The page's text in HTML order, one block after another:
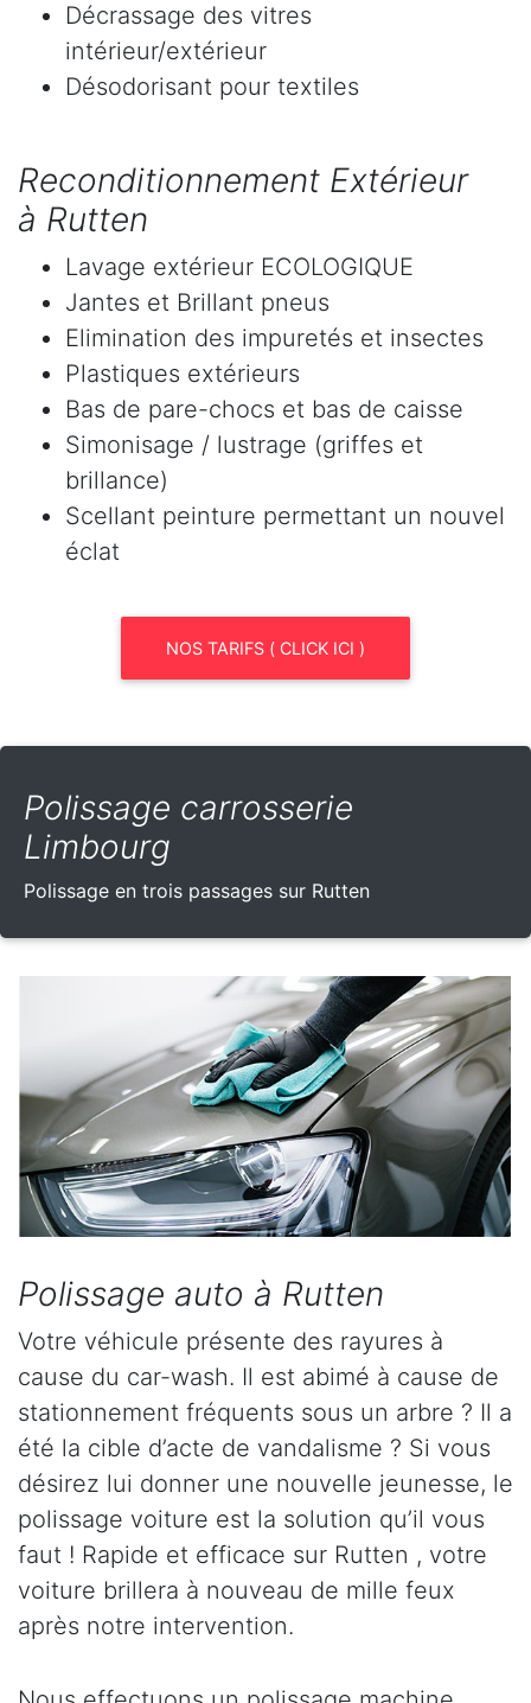
Décrassage des vitres
intérieur/extérieur
Désodorisant pour textiles
Reconditionnement Extérieur
à Rutten
Lavage extérieur ECOLOGIQUE
Jantes et Brillant pneus
Elimination des impuretés et insectes
Plastiques extérieurs
Bas de pare-chocs et bas de caisse
Simonisage / lustrage (griffes et
brillance)
Scellant peinture permettant un nouvel
éclat
NOS TARIFS ( CLICK ICI )
Polissage carrosserie
Limbourg
Polissage en trois passages sur Rutten
Polissage auto à Rutten
Votre véhicule présente des rayures à
cause du car-wash. Il est abimé à cause de
stationnement fréquents sous un arbre ? Il a
été la cible d’acte de vandalisme ? Si vous
désirez lui donner une nouvelle jeunesse, le
polissage voiture est la solution qu’il vous
faut ! Rapide et efficace sur Rutten , votre
voiture brillera à nouveau de mille feux
après notre intervention.